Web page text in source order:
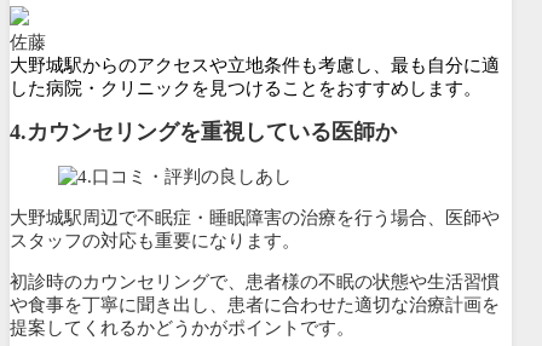
佐藤
大野城駅からのアクセスや立地条件も考慮し、最も自分に適
した病院・クリニックを見つけることをおすすめします。
4.カウンセリングを重視している医師か
大野城駅周辺で不眠症・睡眠障害の治療を行う場合、医師や
スタッフの対応も重要になります。
初診時のカウンセリングで、 患者様の不眠の状態や生活習慣
や食事を丁寧に聞き出し、患者に合わせた適切な治療計画を
提案してくれるかどうかがポイントです。